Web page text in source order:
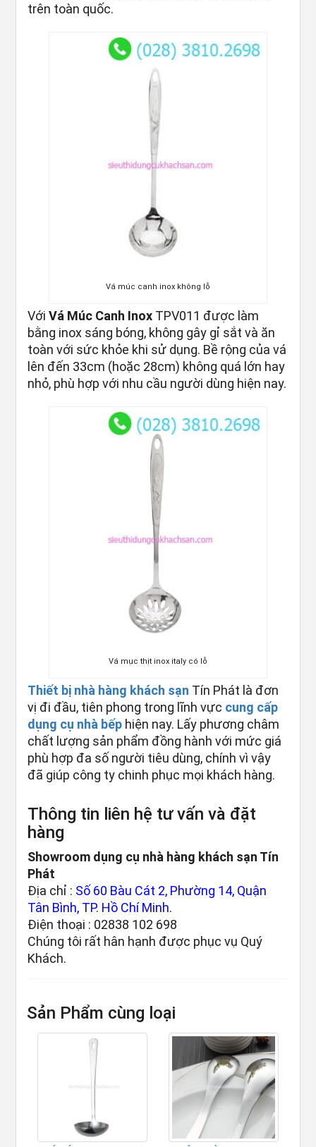
trên toàn quốc.
Vá múc canh inox không lỗ
VớiVá Múc Canh Inox TPV011 được làm
bằng inox sáng bóng, không gây gỉ sắt và ăn
toàn với sức khỏe khi sử dụng. Bề rộng của vá
lên đến 33cm (hoặc 28cm) không quá lớn hay
nhỏ, phù hợp với nhu cầu người dùng hiện nay.
Vá mục thịt inox italy có lỗ
Thiết bị nhà hàng khách sạn Tín Phát là đơn
vị đi đầu, tiên phong trong lĩnh vực cung cấp
dụng cụ nhà bếp hiện nay. Lấy phương châm
chất lượng sản phẩm đồng hành với mức giá
phù hợp đa số người tiêu dùng, chính vì vậy
đã giúp công ty chinh phục mọi khách hàng.
Thông tin liên hệ tư vấn và đặt
hàng
Showroom dụng cụ nhà hàng khách sạn Tín
Phát
Địa chỉ : Số 60 Bàu Cát 2, Phường 14, Quận
Tân Bình, TP. Hồ Chí Minh.
Điện thoại : 02838 102 698
Chúng tôi rất hân hạnh được phục vụ Quý
Khách.
Sản Phẩm cùng loại